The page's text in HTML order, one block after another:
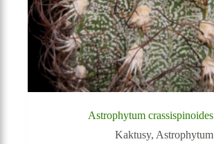
Astrophytum crassispinoides
Kaktusy, Astrophytum